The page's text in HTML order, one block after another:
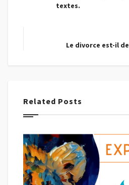
textes.
Le divorce est-il
Related Posts